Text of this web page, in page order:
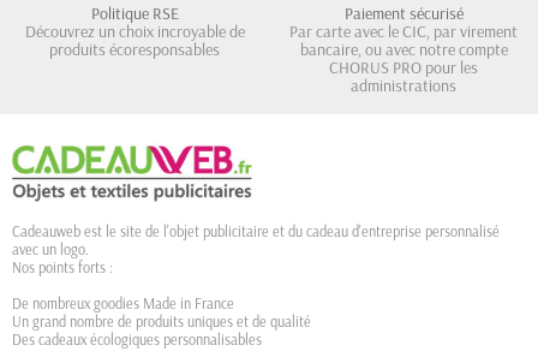
Politique RSE
Découvrez un choix incroyable de
produits écoresponsables
Paiement sécurisé
Par carte avec le CIC, par virement
bancaire, ou avec notre compte
CHORUS PRO pour les
administrations
Cadeauweb est le site de l'objet publicitaire et du cadeau d'entreprise personnalisé
avec un logo.
Nos points forts :
De nombreux goodies Made in France
Un grand nombre de produits uniques et de qualité
Des cadeaux écologiques personnalisables